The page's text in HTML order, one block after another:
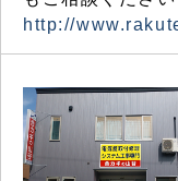
http://